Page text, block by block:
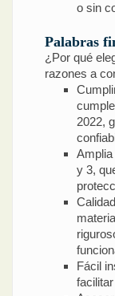
o sin
Palabras
¿Por qué
razones a
2022,
y 3,
Fácil